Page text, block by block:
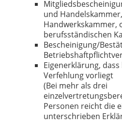
und Handelskammer,
Handwerkskammer,
berufsständischen
Bescheinigung/
Eigenerklärung,
Verfehlung vorliegt
(Bei mehr als drei
Personen reicht die
unterschrieben